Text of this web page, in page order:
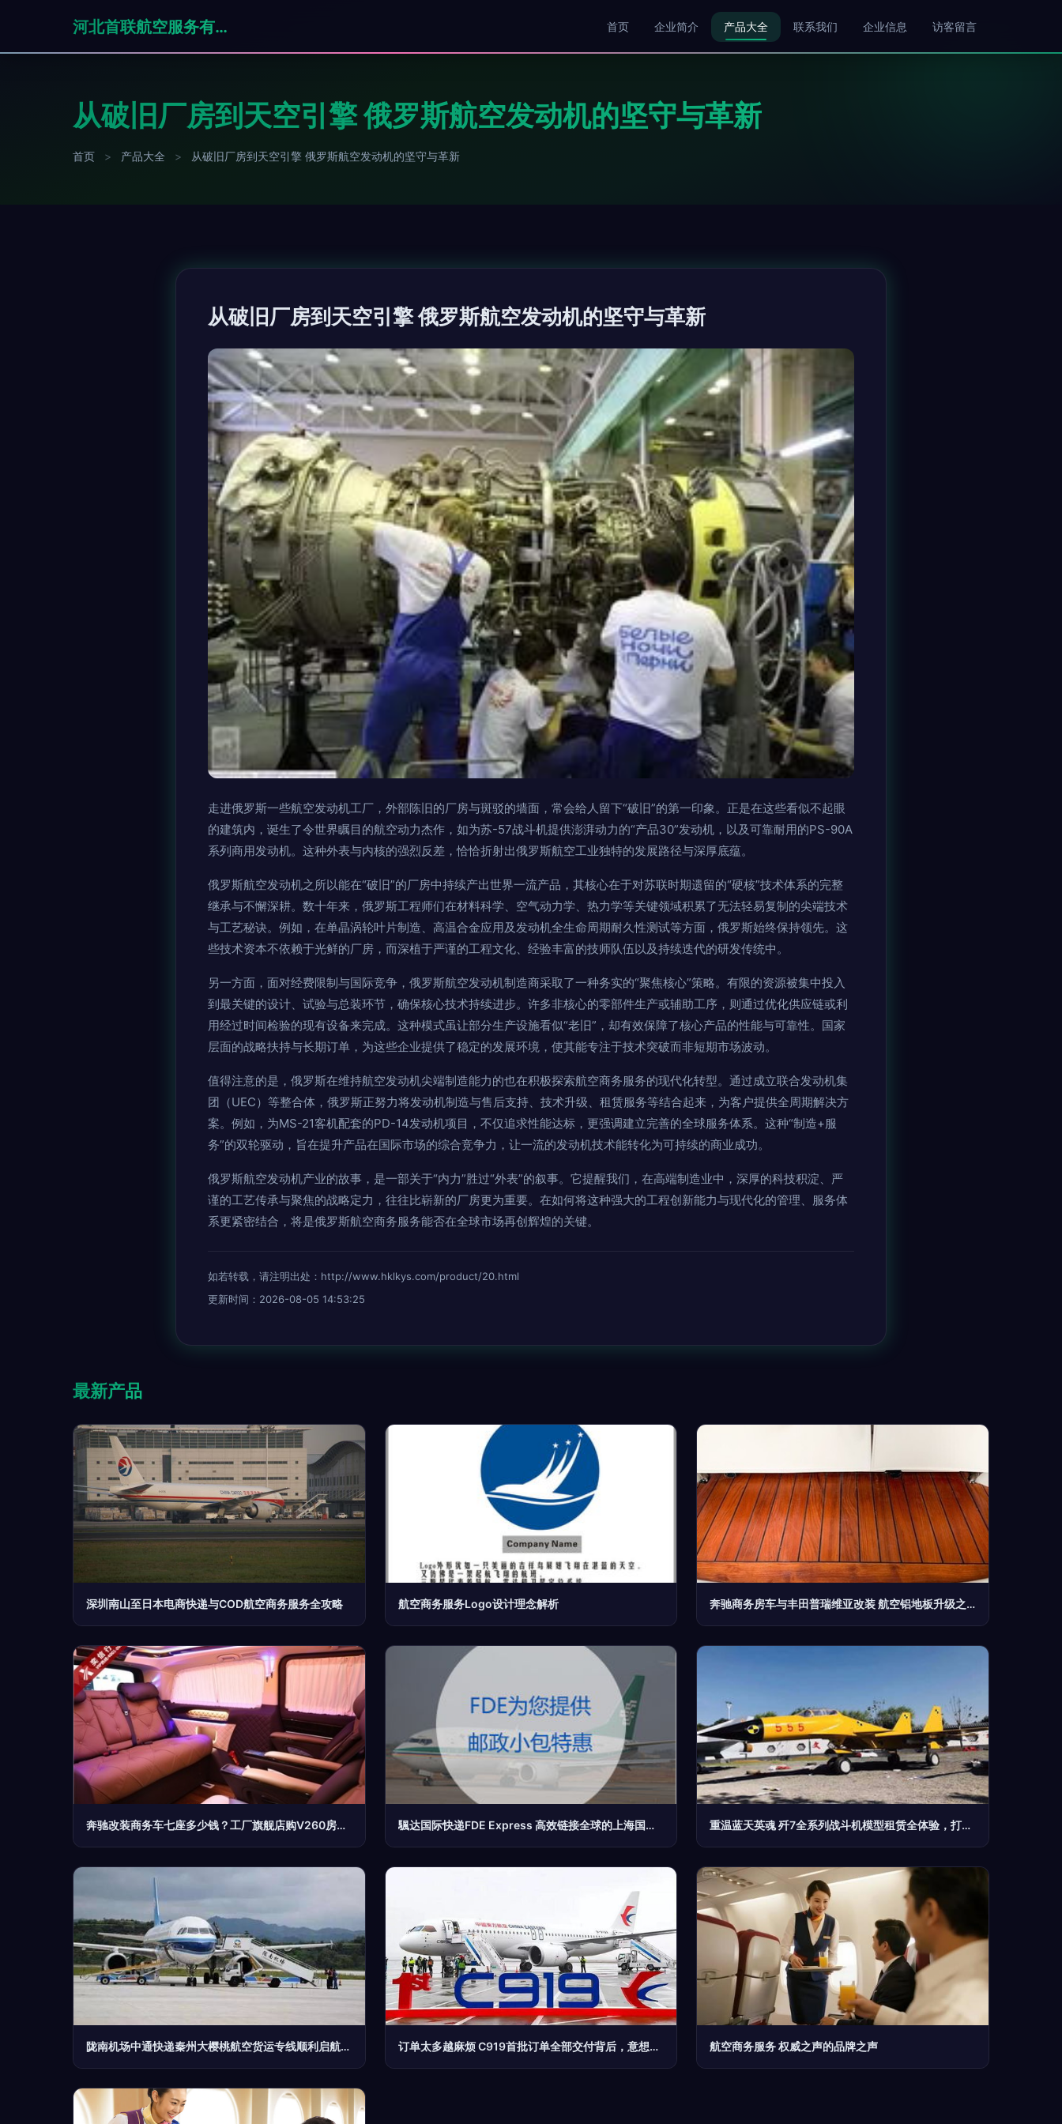
河北首联航空服务有限公司 首页 企业简介 产品大全 联系我们 企业信息 访客留言
从破旧厂房到天空引擎 俄罗斯航空发动机的坚守与革新
首页 > 产品大全 > 从破旧厂房到天空引擎 俄罗斯航空发动机的坚守与革新
从破旧厂房到天空引擎 俄罗斯航空发动机的坚守与革新
走进俄罗斯一些航空发动机工厂，外部陈旧的厂房与斑驳的墙面，常会给人留下“破旧”的第一印象。正是在这些看似不起眼
的建筑内，诞生了令世界瞩目的航空动力杰作，如为苏-57战斗机提供澎湃动力的“产品30”发动机，以及可靠耐用的PS-90A
系列商用发动机。这种外表与内核的强烈反差，恰恰折射出俄罗斯航空工业独特的发展路径与深厚底蕴。
俄罗斯航空发动机之所以能在“破旧”的厂房中持续产出世界一流产品，其核心在于对苏联时期遗留的“硬核”技术体系的完整
继承与不懈深耕。数十年来，俄罗斯工程师们在材料科学、空气动力学、热力学等关键领域积累了无法轻易复制的尖端技术
与工艺秘诀。例如，在单晶涡轮叶片制造、高温合金应用及发动机全生命周期耐久性测试等方面，俄罗斯始终保持领先。这
些技术资本不依赖于光鲜的厂房，而深植于严谨的工程文化、经验丰富的技师队伍以及持续迭代的研发传统中。
另一方面，面对经费限制与国际竞争，俄罗斯航空发动机制造商采取了一种务实的“聚焦核心”策略。有限的资源被集中投入
到最关键的设计、试验与总装环节，确保核心技术持续进步。许多非核心的零部件生产或辅助工序，则通过优化供应链或利
用经过时间检验的现有设备来完成。这种模式虽让部分生产设施看似“老旧”，却有效保障了核心产品的性能与可靠性。国家
层面的战略扶持与长期订单，为这些企业提供了稳定的发展环境，使其能专注于技术突破而非短期市场波动。
值得注意的是，俄罗斯在维持航空发动机尖端制造能力的也在积极探索航空商务服务的现代化转型。通过成立联合发动机集
团（UEC）等整合体，俄罗斯正努力将发动机制造与售后支持、技术升级、租赁服务等结合起来，为客户提供全周期解决方
案。例如，为MS-21客机配套的PD-14发动机项目，不仅追求性能达标，更强调建立完善的全球服务体系。这种“制造+服
务”的双轮驱动，旨在提升产品在国际市场的综合竞争力，让一流的发动机技术能转化为可持续的商业成功。
俄罗斯航空发动机产业的故事，是一部关于“内力”胜过“外表”的叙事。它提醒我们，在高端制造业中，深厚的科技积淀、严
谨的工艺传承与聚焦的战略定力，往往比崭新的厂房更为重要。在如何将这种强大的工程创新能力与现代化的管理、服务体
系更紧密结合，将是俄罗斯航空商务服务能否在全球市场再创辉煌的关键。
如若转载，请注明出处：http://www.hklkys.com/product/20.html
更新时间：2026-08-05 14:53:25
最新产品
深圳南山至日本电商快递与COD航空商务服务全攻略 航空商务服务Logo设计理念解析 奔驰商务房车与丰田普瑞维亚改装 航空铝地板升级之道，佛山尖货配深圳服务
奔驰改装商务车七座多少钱？工厂旗舰店购V260房车最高直降10万元 颿达国际快递FDE Express 高效链接全球的上海国际专线枢纽 重温蓝天英魂 歼7全系列战斗机模型租赁全体验，打造专属视觉记忆
陇南机场中通快递秦州大樱桃航空货运专线顺利启航，助力航空商务服务新升级 订单太多越麻烦 C919首批订单全部交付背后，意想不到的事情出现 航空商务服务 权威之声的品牌之声